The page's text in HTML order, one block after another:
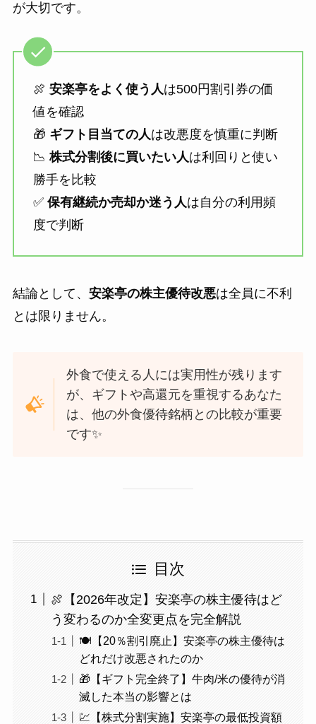
が大切です。
🍖 安楽亭をよく使う人は500円割引券の価
値を確認
🎁 ギフト目当ての人は改悪度を慎重に判断
📉株式分割後に買いたい人は利回りと使い
勝手を比較
✅ 保有継続か売却か迷う人は自分の利用頻
度で判断
結論として、 安楽亭の株主優待改悪は全員に不利
とは限りません。
外食で使える人には実用性が残ります
が、ギフトや高還元を重視するあなた
は、他の外食優待銘柄との比較が重要
です✨
目次
🍖【2026年改定】安楽亭の株主優待はど
う変わるのか全変更点を完全解説
🍽️【20％割引廃止】安楽亭の株主優待は
どれだけ改悪されたのか
🎁【ギフト完全終了】牛肉/米の優待が消
滅した本当の影響とは
💹【株式分割実施】安楽亭の最低投資額